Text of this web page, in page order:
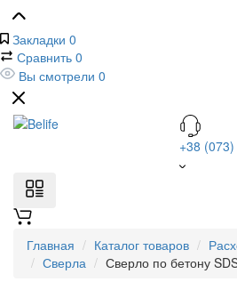
Закладки 0
Сравнить 0
Вы смотрели 0
+38
Главная Каталог товаров
Сверла
Сверло по бетону